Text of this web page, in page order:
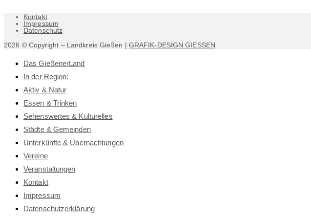
Kontakt
Impressum
Datenschutz
2026 © Copyright – Landkreis Gießen | GRAFIK-DESIGN GIESSEN
Das GießenerLand
In der Region:
Aktiv & Natur
Essen & Trinken
Sehenswertes & Kulturelles
Städte & Gemeinden
Unterkünfte & Übernachtungen
Vereine
Veranstaltungen
Kontakt
Impressum
Datenschutz­erklärung